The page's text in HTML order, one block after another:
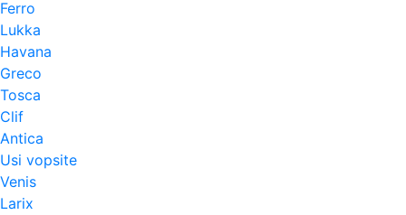
Ferro
Lukka
Havana
Greco
Tosca
Clif
Antica
Usi vopsite
Venis
Larix